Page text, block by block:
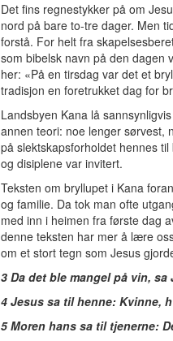
Det fins regnestykker på om
nord på bare to-tre dager. Men
forstå. For helt fra
som bibelsk navn på den dagen
her: «På en tirsdag var det et
tradisjon en foretrukket dag for
Landsbyen Kana lå
annen teori: noe lenger sørvest,
på slektskapsforholdet hennes
og disiplene var invitert.
Teksten om bryllupet i Kana
og familie. Da tok man ofte
med inn i heimen fra første dag
denne teksten har mer å lære
om et stort tegn som Jesus
3 Da det ble mangel på vin,
4 Jesus sa til henne: Kvinne,
5 Moren hans sa til tjenerne: